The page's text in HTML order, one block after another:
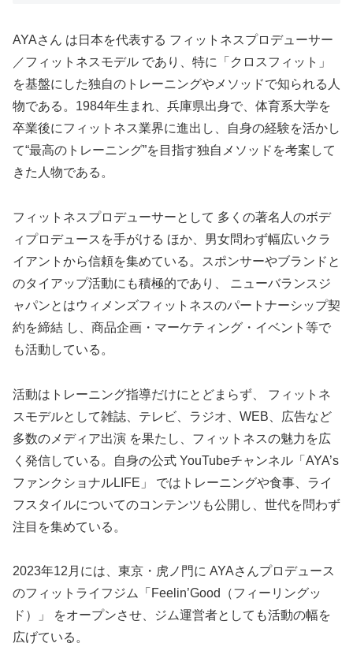
AYAさん は日本を代表する フィットネスプロデューサー
／フィットネスモデル であり、特に「クロスフィット」
を基盤にした独自のトレーニングやメソッドで知られる人
物である。1984年生まれ、兵庫県出身で、体育系大学を
卒業後にフィットネス業界に進出し、自身の経験を活かし
て“最高のトレーニング”を目指す独自メソッドを考案して
きた人物である。
フィットネスプロデューサーとして 多くの著名人のボデ
ィプロデュースを手がける ほか、男女問わず幅広いクラ
イアントから信頼を集めている。スポンサーやブランドと
のタイアップ活動にも積極的であり、 ニューバランスジ
ャパンとはウィメンズフィットネスのパートナーシップ契
約を締結 し、商品企画・マーケティング・イベント等で
も活動している。
活動はトレーニング指導だけにとどまらず、 フィットネ
スモデルとして雑誌、テレビ、ラジオ、WEB、広告など
多数のメディア出演 を果たし、フィットネスの魅力を広
く発信している。自身の公式 YouTubeチャンネル「AYA’s
ファンクショナルLIFE」 ではトレーニングや食事、ライ
フスタイルについてのコンテンツも公開し、世代を問わず
注目を集めている。
2023年12月には、東京・虎ノ門に AYAさんプロデュース
のフィットライフジム「Feelin’Good（フィーリングッ
ド）」 をオープンさせ、ジム運営者としても活動の幅を
広げている。